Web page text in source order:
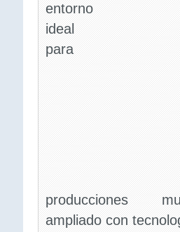
entorno
ideal
para
producciones
ampliado con